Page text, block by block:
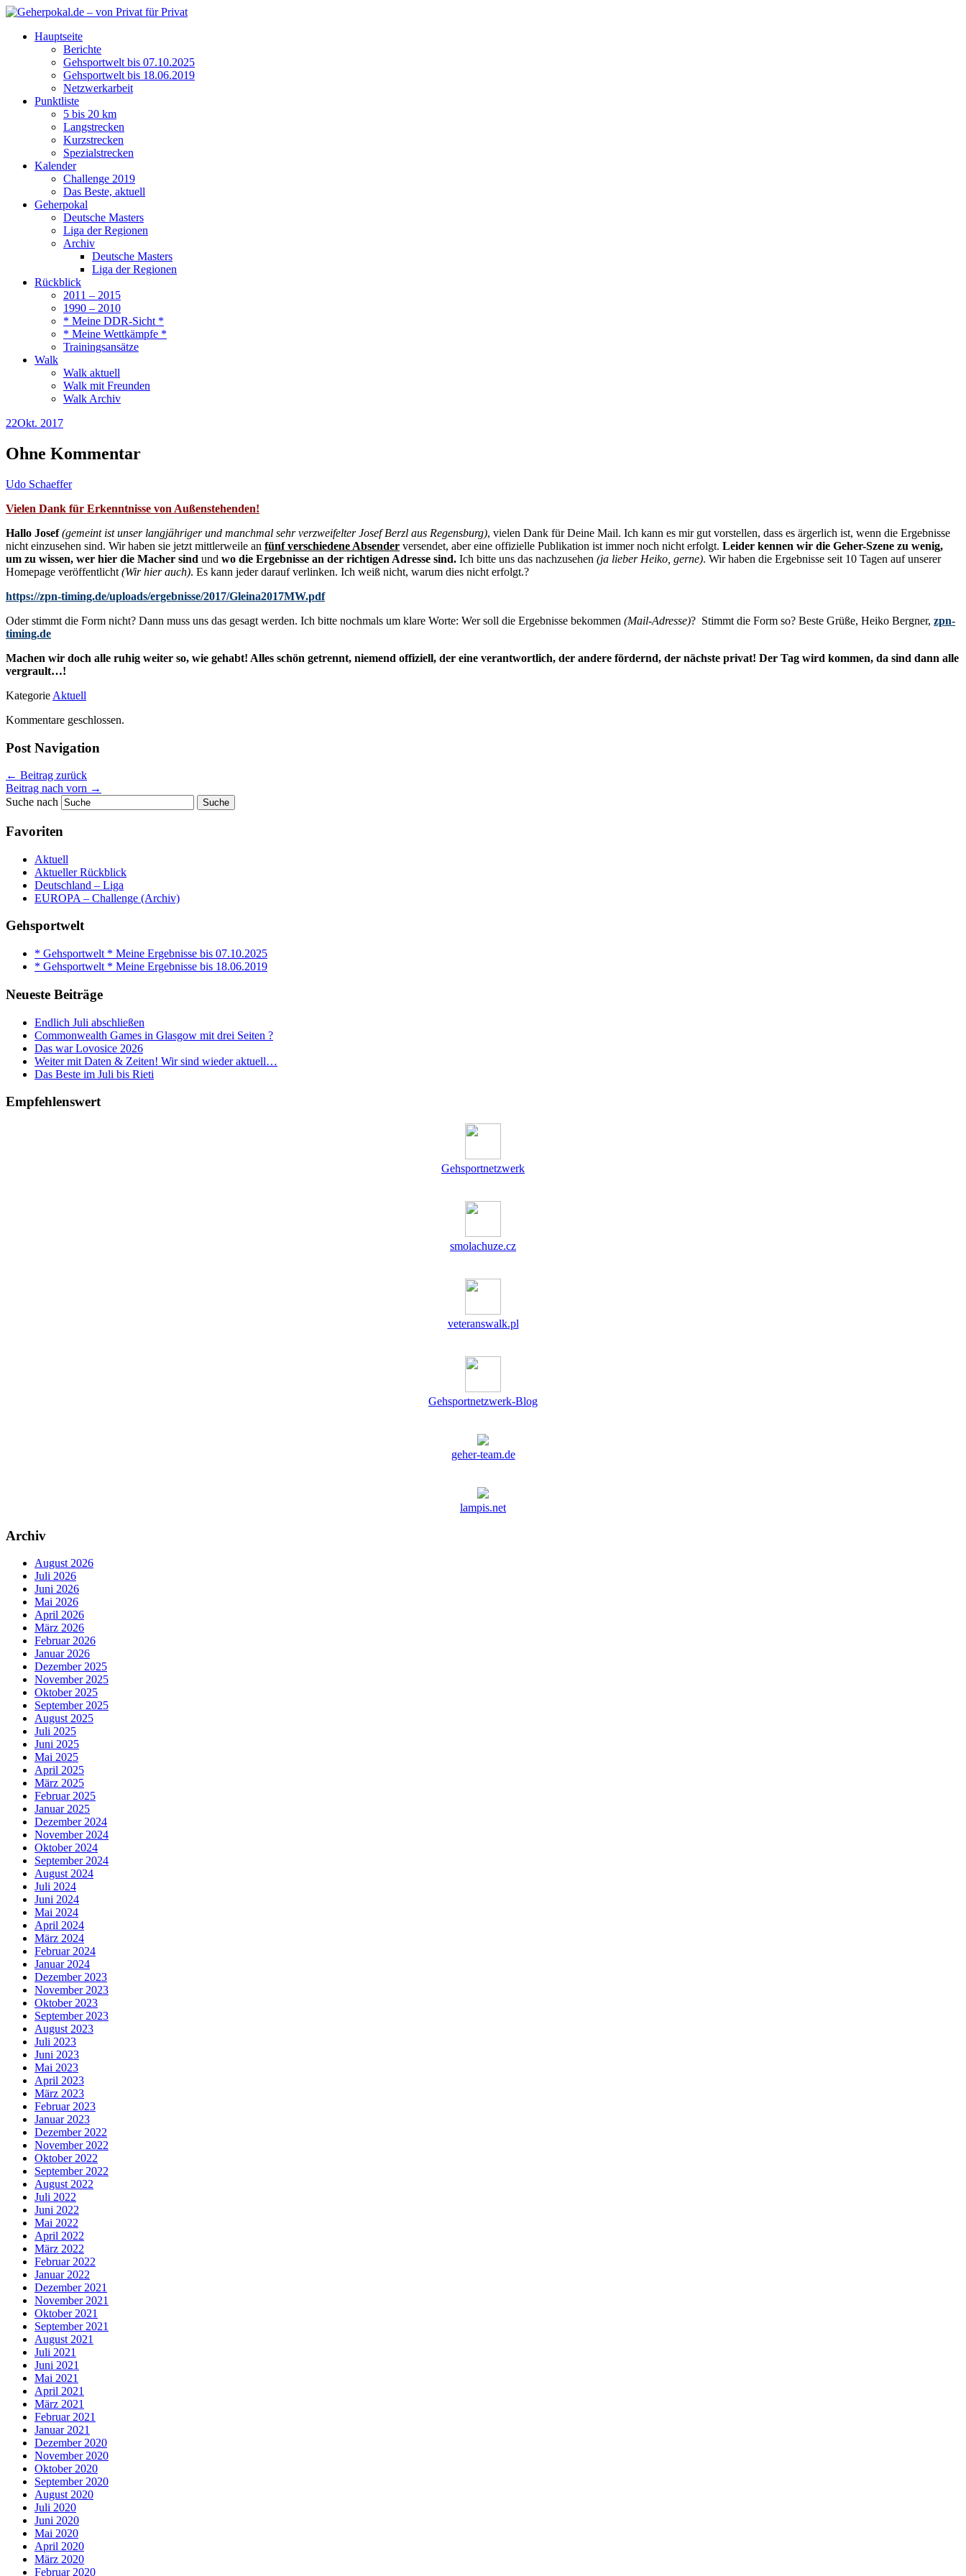
Hauptseite
Berichte
Gehsportwelt bis 07.10.2025
Gehsportwelt bis 18.06.2019
Netzwerkarbeit
Punktliste
5 bis 20 km
Langstrecken
Kurzstrecken
Spezialstrecken
Kalender
Challenge 2019
Das Beste, aktuell
Geherpokal
Deutsche Masters
Liga der Regionen
Archiv
Deutsche Masters
Liga der Regionen
Rückblick
2011 – 2015
1990 – 2010
* Meine DDR-Sicht *
* Meine Wettkämpfe *
Trainingsansätze
Walk
Walk aktuell
Walk mit Freunden
Walk Archiv
22Okt. 2017
Ohne Kommentar
Udo Schaeffer
Vielen Dank für Erkenntnisse von Außenstehenden!
Hallo Josef (gemeint ist unser langjähriger und manchmal sehr verzweifelter Josef Berzl aus Regensburg), vielen Dank für Deine Mail. Ich kann es mir gut vorstellen, dass es ärgerlich ist, wenn die Ergebnisse
nicht einzusehen sind. Wir haben sie jetzt mittlerweile an fünf verschiedene Absender versendet, aber eine offizielle Publikation ist immer noch nicht erfolgt. Leider kennen wir die Geher-Szene zu wenig,
um zu wissen, wer hier die Macher sind und wo die Ergebnisse an der richtigen Adresse sind. Ich bitte uns das nachzusehen (ja lieber Heiko, gerne). Wir haben die Ergebnisse seit 10 Tagen auf unserer
Homepage veröffentlicht (Wir hier auch). Es kann jeder darauf verlinken. Ich weiß nicht, warum dies nicht erfolgt.?
https://zpn-timing.de/uploads/ergebnisse/2017/Gleina2017MW.pdf
Oder stimmt die Form nicht? Dann muss uns das gesagt werden. Ich bitte nochmals um klare Worte: Wer soll die Ergebnisse bekommen (Mail-Adresse)? Stimmt die Form so? Beste Grüße, Heiko Bergner, zpn-
timing.de
Machen wir doch alle ruhig weiter so, wie gehabt! Alles schön getrennt, niemend offiziell, der eine verantwortlich, der andere fördernd, der nächste privat! Der Tag wird kommen, da sind dann alle
vergrault…!
Kategorie Aktuell
Kommentare geschlossen.
Post Navigation
← Beitrag zurück
Beitrag nach vorn →
Suche nach
Favoriten
Aktuell
Aktueller Rückblick
Deutschland – Liga
EUROPA – Challenge (Archiv)
Gehsportwelt
* Gehsportwelt * Meine Ergebnisse bis 07.10.2025
* Gehsportwelt * Meine Ergebnisse bis 18.06.2019
Neueste Beiträge
Endlich Juli abschließen
Commonwealth Games in Glasgow mit drei Seiten ?
Das war Lovosice 2026
Weiter mit Daten & Zeiten! Wir sind wieder aktuell…
Das Beste im Juli bis Rieti
Empfehlenswert
Gehsportnetzwerk
smolachuze.cz
veteranswalk.pl
Gehsportnetzwerk-Blog
geher-team.de
lampis.net
Archiv
August 2026
Juli 2026
Juni 2026
Mai 2026
April 2026
März 2026
Februar 2026
Januar 2026
Dezember 2025
November 2025
Oktober 2025
September 2025
August 2025
Juli 2025
Juni 2025
Mai 2025
April 2025
März 2025
Februar 2025
Januar 2025
Dezember 2024
November 2024
Oktober 2024
September 2024
August 2024
Juli 2024
Juni 2024
Mai 2024
April 2024
März 2024
Februar 2024
Januar 2024
Dezember 2023
November 2023
Oktober 2023
September 2023
August 2023
Juli 2023
Juni 2023
Mai 2023
April 2023
März 2023
Februar 2023
Januar 2023
Dezember 2022
November 2022
Oktober 2022
September 2022
August 2022
Juli 2022
Juni 2022
Mai 2022
April 2022
März 2022
Februar 2022
Januar 2022
Dezember 2021
November 2021
Oktober 2021
September 2021
August 2021
Juli 2021
Juni 2021
Mai 2021
April 2021
März 2021
Februar 2021
Januar 2021
Dezember 2020
November 2020
Oktober 2020
September 2020
August 2020
Juli 2020
Juni 2020
Mai 2020
April 2020
März 2020
Februar 2020